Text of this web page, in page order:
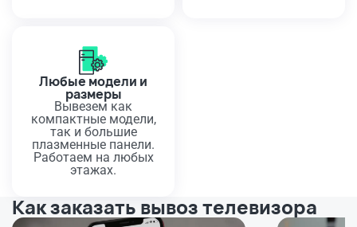
Любые модели и
размеры
Вывезем как
компактные модели,
так и большие
плазменные панели.
Работаем на любых
этажах.
Как заказать вывоз телевизора